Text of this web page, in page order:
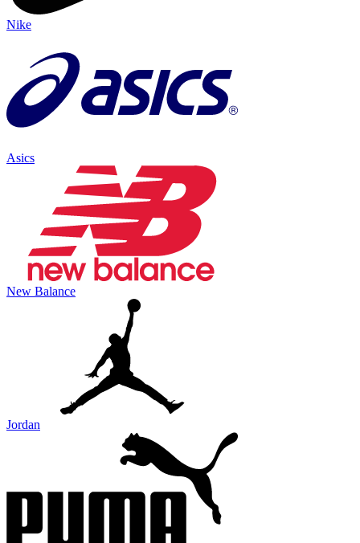
Nike
Asics
New Balance
Jordan